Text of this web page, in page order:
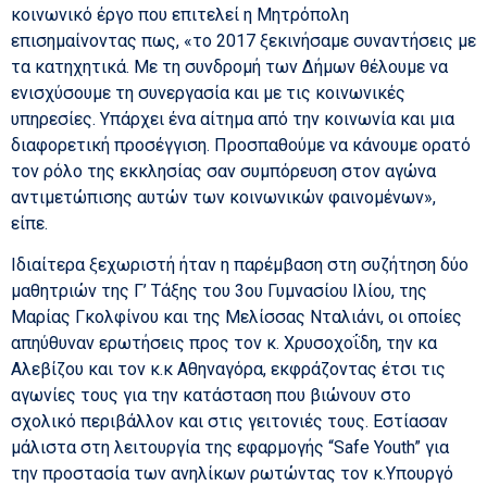
κοινωνικό έργο που επιτελεί η Μητρόπολη
επισημαίνοντας πως, «το 2017 ξεκινήσαμε συναντήσεις με
τα κατηχητικά. Με τη συνδρομή των Δήμων θέλουμε να
ενισχύσουμε τη συνεργασία και με τις κοινωνικές
υπηρεσίες. Υπάρχει ένα αίτημα από την κοινωνία και μια
διαφορετική προσέγγιση. Προσπαθούμε να κάνουμε ορατό
τον ρόλο της εκκλησίας σαν συμπόρευση στον αγώνα
αντιμετώπισης αυτών των κοινωνικών φαινομένων»,
είπε.
Ιδιαίτερα ξεχωριστή ήταν η παρέμβαση στη συζήτηση δύο
μαθητριών της Γ’ Τάξης του 3ου Γυμνασίου Ιλίου, της
Μαρίας Γκολφίνου και της Μελίσσας Νταλιάνι, οι οποίες
απηύθυναν ερωτήσεις προς τον κ. Χρυσοχοΐδη, την κα
Αλεβίζου και τον κ.κ Αθηναγόρα, εκφράζοντας έτσι τις
αγωνίες τους για την κατάσταση που βιώνουν στο
σχολικό περιβάλλον και στις γειτονιές τους. Εστίασαν
μάλιστα στη λειτουργία της εφαρμογής “Safe Youth” για
την προστασία των ανηλίκων ρωτώντας τον κ.Υπουργό